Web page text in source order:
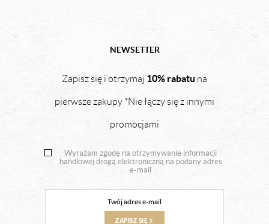
NEWSETTER
Zapisz się i otrzymaj 10% rabatu na
pierwsze zakupy *Nie łączy się z innymi
promocjami
Wyrażam zgodę na otrzymywanie informacji
handlowej drogą elektroniczną na podany adres
e-mail
ZAPISZ SIĘ